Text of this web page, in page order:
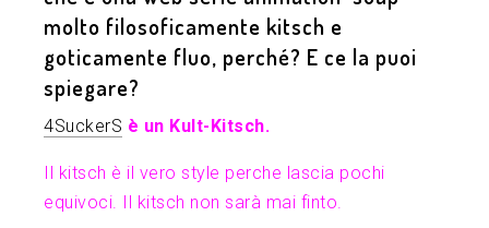
molto filosoficamente kitsch e
goticamente fluo, perché? E ce la puoi
spiegare?
4SuckerS è un Kult-Kitsch.
Il kitsch è il vero style perche lascia pochi
equivoci. Il kitsch non sarà mai finto.